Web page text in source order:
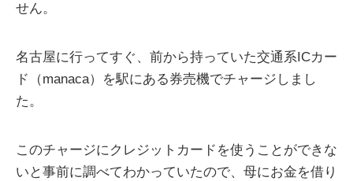
せん。
名古屋に行ってすぐ、前から持っていた交通系ICカー
ド（manaca）を駅にある券売機でチャージしまし
た。
このチャージにクレジットカードを使うことができな
いと事前に調べてわかっていたので、母にお金を借り